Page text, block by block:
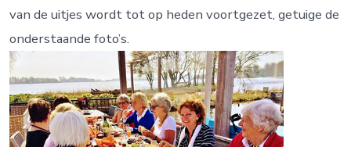
van de uitjes wordt tot op heden voortgezet, getuige de
onderstaande foto’s.